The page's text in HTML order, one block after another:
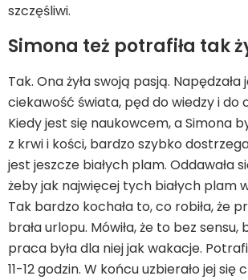
szczęśliwi.
Simona też potrafiła tak
Tak. Ona żyła swoją pasją.
ciekawość świata, pęd do wiedzy i do
Kiedy jest się naukowcem, a Simona
z krwi i kości, bardzo szybko
jest jeszcze białych plam. Oddawała
żeby jak najwięcej tych białych plam
Tak bardzo kochała to, co robiła, że
brała urlopu. Mówiła, że to bez
praca była dla niej jak wakacje.
11-12 godzin. W końcu uzbierało jej się